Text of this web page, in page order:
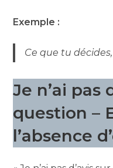
Exemple :
Ce que tu
Je n’ai pas
question –
l’absence